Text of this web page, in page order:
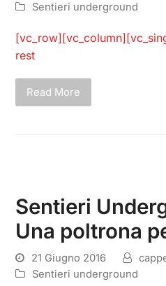
Sentieri underground
rest
Read More
Sentieri
Una poltrona
21 Giugno 2016
Sentieri underground